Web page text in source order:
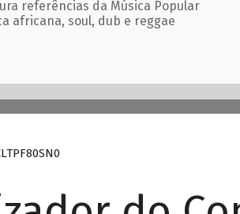
referências da Música Popular
africana, soul, dub e reggae